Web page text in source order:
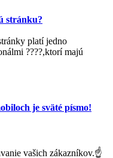
stránku?
platí jedno
????,ktorí majú
je sväté písmo!
vašich zákazníkov.☝